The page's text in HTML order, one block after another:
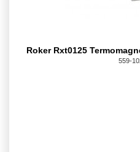
Roker Rxt0125
559-